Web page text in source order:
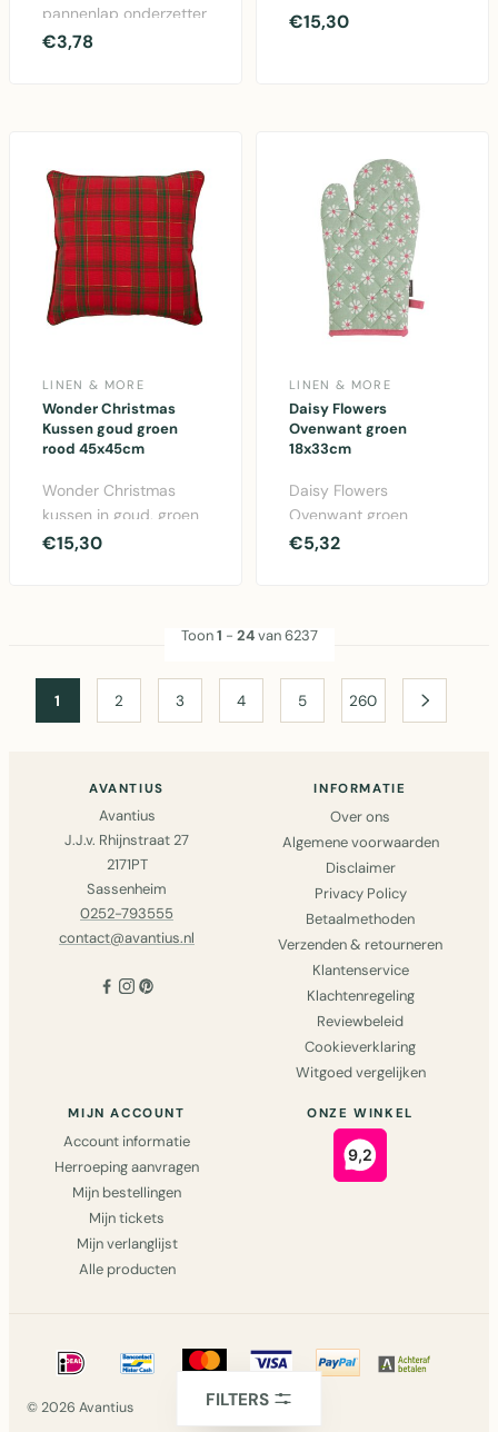
pannenlap onderzetter
rond in goud, groen en
€3,78
en rood. 30x50cm
€15,30
LINEN & MORE
Wonder Christmas
Kussen goud groen
rood 45x45cm
Wonder Christmas
kussen in goud, groen
en rood. 45x45cm
€15,30
LINEN & MORE
Daisy Flowers
Ovenwant groen
18x33cm
Daisy Flowers
Ovenwant groen
18x33cm - Praktische
€5,32
Toon1 - 24van 6237
1 2 3 4 5 260
AVANTIUS
Avantius
J.J.v. Rhijnstraat 27
2171PT
Sassenheim
0252-793555
contact@avantius.nl
INFORMATIE
Over ons
Algemene voorwaarden
Disclaimer
Privacy Policy
Betaalmethoden
Verzenden & retourneren
Klantenservice
Klachtenregeling
Reviewbeleid
Cookieverklaring
Witgoed vergelijken
MIJN ACCOUNT
Account informatie
Herroeping aanvragen
Mijn bestellingen
Mijn tickets
Mijn verlanglijst
Alle producten
ONZE WINKEL
© 2026 Avantius FILTERS